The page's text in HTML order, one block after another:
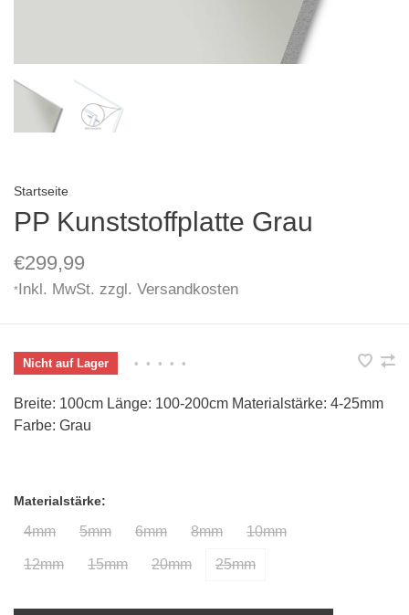
Startseite
PP Kunststoffplatte Grau
€299,99
*Inkl. MwSt. zzgl. Versandkosten
Nicht auf Lager • • • • •
Breite: 100cm Länge: 100-200cm Materialstärke: 4-25mm
Farbe: Grau
Materialstärke:
4mm 5mm 6mm 8mm 10mm
12mm 15mm 20mm 25mm